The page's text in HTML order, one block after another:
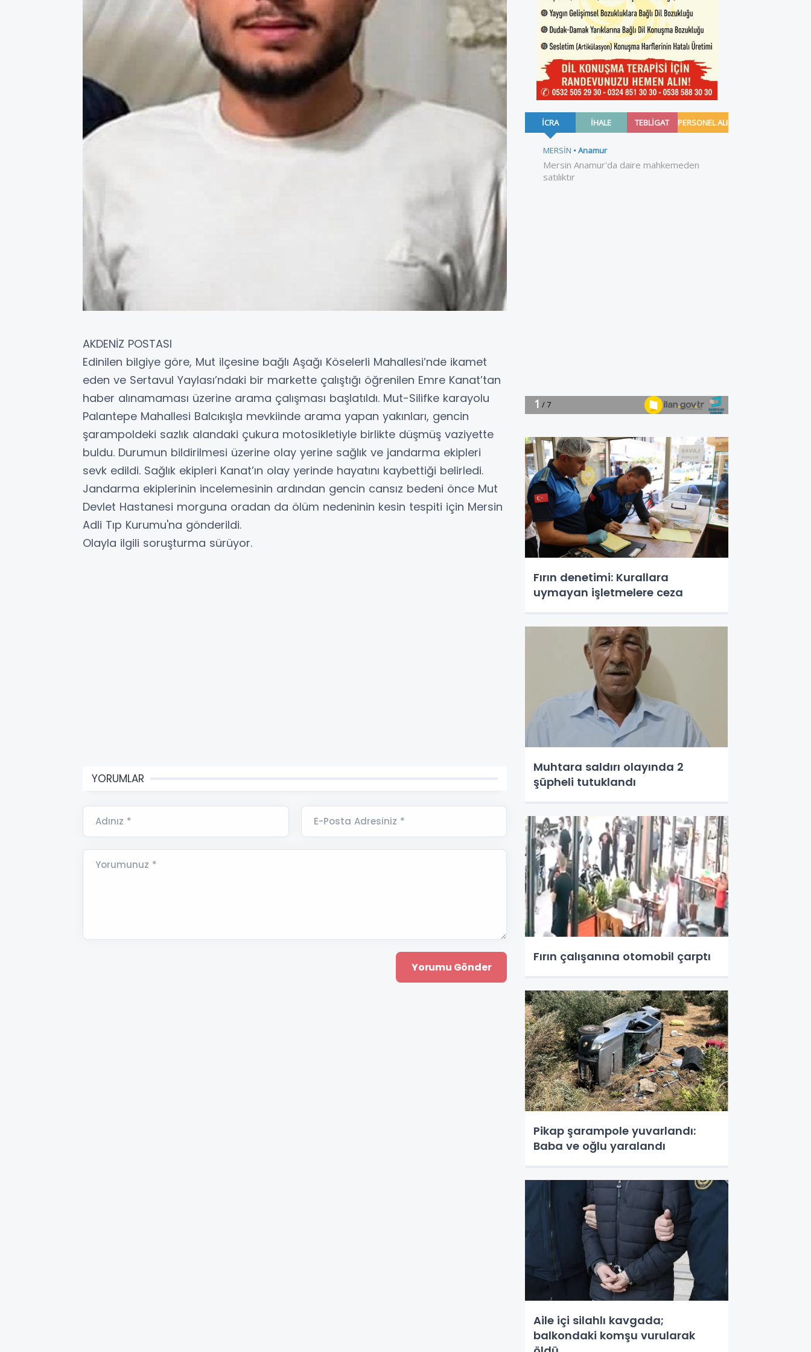
AKDENİZ POSTASI
Edinilen bilgiye göre, Mut ilçesine bağlı Aşağı Köselerli Mahallesi’nde ikamet
eden ve Sertavul Yaylası’ndaki bir markette çalıştığı öğrenilen Emre Kanat’tan
haber alınamaması üzerine arama çalışması başlatıldı. Mut-Silifke karayolu
Palantepe Mahallesi Balcıkışla mevkiinde arama yapan yakınları, gencin
şarampoldeki sazlık alandaki çukura motosikletiyle birlikte düşmüş vaziyette
buldu. Durumun bildirilmesi üzerine olay yerine sağlık ve jandarma ekipleri
sevk edildi. Sağlık ekipleri Kanat’ın olay yerinde hayatını kaybettiği belirledi.
Jandarma ekiplerinin incelemesinin ardından gencin cansız bedeni önce Mut
Devlet Hastanesi morguna oradan da ölüm nedeninin kesin tespiti için Mersin
Adli Tıp Kurumu'na gönderildi.
Olayla ilgili soruşturma sürüyor.
YORUMLAR
Adınız * E-Posta Adresiniz *
Yorumunuz *
Fırın denetimi: Kurallara
uymayan işletmelere ceza
Muhtara saldırı olayında 2
şüpheli tutuklandı
Fırın çalışanına otomobil çarptı
Pikap şarampole yuvarlandı:
Baba ve oğlu yaralandı
Aile içi silahlı kavgada;
balkondaki komşu vurularak